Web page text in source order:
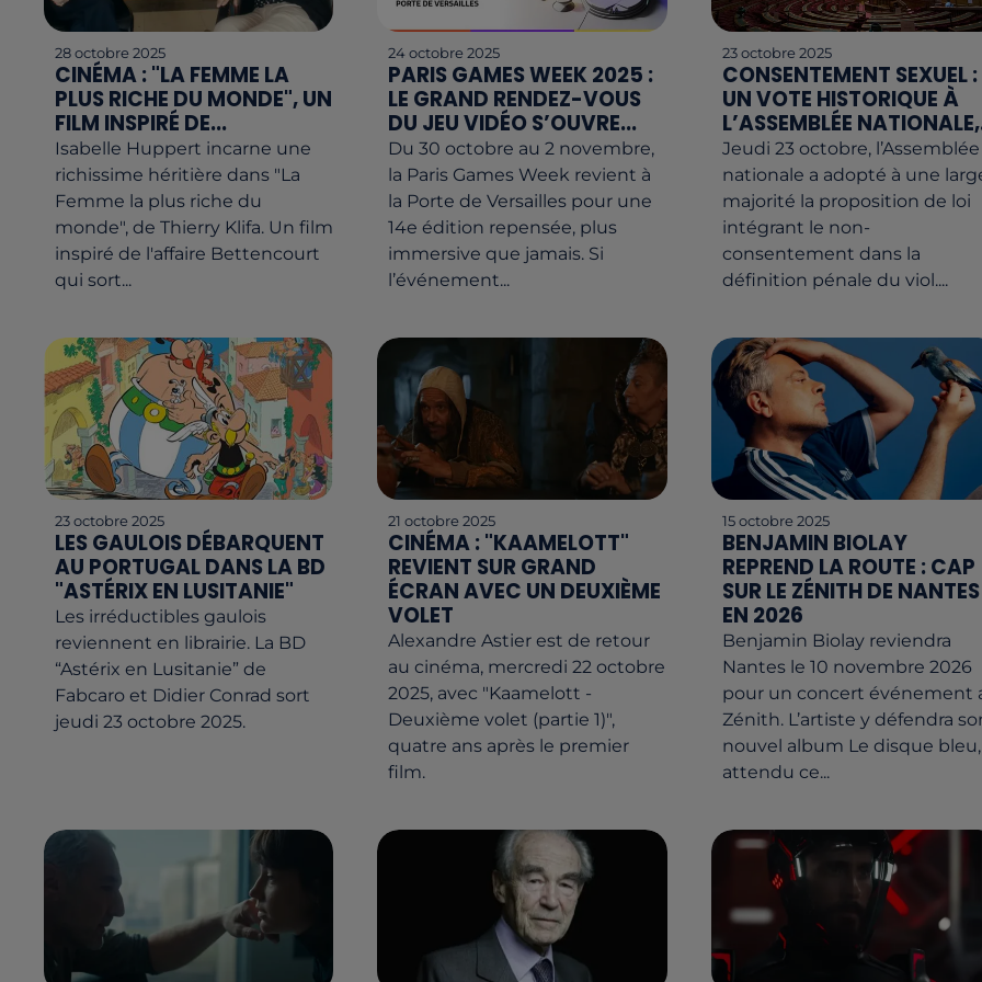
28 octobre 2025
CINÉMA : "LA FEMME LA
PLUS RICHE DU MONDE", UN
FILM INSPIRÉ DE...
Isabelle Huppert incarne une
richissime héritière dans "La
Femme la plus riche du
monde", de Thierry Klifa. Un film
inspiré de l'affaire Bettencourt
qui sort...
24 octobre 2025
PARIS GAMES WEEK 2025 :
LE GRAND RENDEZ-VOUS
DU JEU VIDÉO S’OUVRE...
Du 30 octobre au 2 novembre,
la Paris Games Week revient à
la Porte de Versailles pour une
14e édition repensée, plus
immersive que jamais. Si
l’événement...
23 octobre 2025
CONSENTEMENT SEXUEL :
UN VOTE HISTORIQUE À
L’ASSEMBLÉE
Jeudi 23 octobre, l’Assemblée
nationale a adopté à une
majorité la proposition de loi
intégrant le non-
consentement dans la
définition pénale du viol....
23 octobre 2025
LES GAULOIS DÉBARQUENT
AU PORTUGAL DANS LA BD
"ASTÉRIX EN LUSITANIE"
Les irréductibles gaulois
reviennent en librairie. La BD
“Astérix en Lusitanie” de
Fabcaro et Didier Conrad sort
jeudi 23 octobre 2025.
21 octobre 2025
CINÉMA : "KAAMELOTT"
REVIENT SUR GRAND
ÉCRAN AVEC UN DEUXIÈME
VOLET
Alexandre Astier est de retour
au cinéma, mercredi 22 octobre
2025, avec "Kaamelott -
Deuxième volet (partie 1)",
quatre ans après le premier
film.
15 octobre 2025
BENJAMIN BIOLAY
REPREND LA ROUTE : CAP
SUR LE ZÉNITH DE NANTES
EN 2026
Benjamin Biolay reviendra
Nantes le 10 novembre 2026
pour un concert événement
Zénith. L’artiste y défendra
nouvel album Le disque bleu,
attendu ce...